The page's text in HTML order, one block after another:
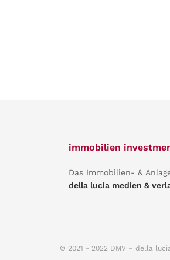
immobilien
Das Immobilien- &
della lucia medien &
© 2021 - 2022 DMV – della